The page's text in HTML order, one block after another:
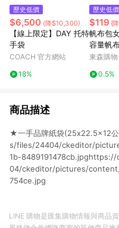
歷史低價
$6,500 (降$10,300)
【線上限定】DAY 托特
手袋
COACH 官方網站
18%
歷史低價
$119 (
帆布包
容量帆
號2025
東森購
0.5%
商品描述
★一手品牌紙袋(25x22.5x12
s/files/24404/ckeditor/
1b-
04/ckeditor/pictures/
754ce.jpg
LINE 購物是匯集購物情報與商品